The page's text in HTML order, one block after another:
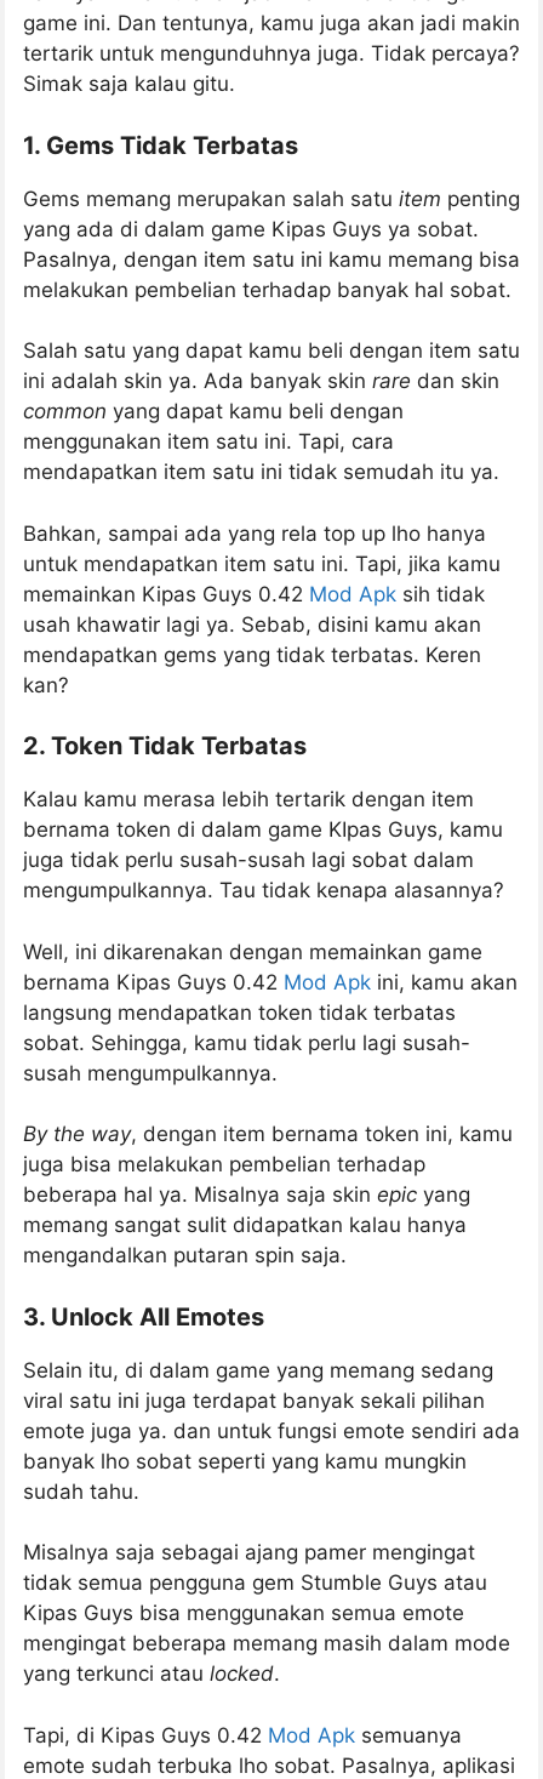
game ini. Dan tentunya, kamu juga akan jadi makin
tertarik untuk mengunduhnya juga. Tidak percaya?
Simak saja kalau gitu.
1. Gems Tidak Terbatas
Gems memang merupakan salah satu item penting
yang ada di dalam game Kipas Guys ya sobat.
Pasalnya, dengan item satu ini kamu memang bisa
melakukan pembelian terhadap banyak hal sobat.
Salah satu yang dapat kamu beli dengan item satu
ini adalah skin ya. Ada banyak skin rare dan skin
common yang dapat kamu beli dengan
menggunakan item satu ini. Tapi, cara
mendapatkan item satu ini tidak semudah itu ya.
Bahkan, sampai ada yang rela top up lho hanya
untuk mendapatkan item satu ini. Tapi, jika kamu
memainkan Kipas Guys 0.42 Mod Apk sih tidak
usah khawatir lagi ya. Sebab, disini kamu akan
mendapatkan gems yang tidak terbatas. Keren
kan?
2. Token Tidak Terbatas
Kalau kamu merasa lebih tertarik dengan item
bernama token di dalam game KIpas Guys, kamu
juga tidak perlu susah-susah lagi sobat dalam
mengumpulkannya. Tau tidak kenapa alasannya?
Well, ini dikarenakan dengan memainkan game
bernama Kipas Guys 0.42 Mod Apk ini, kamu akan
langsung mendapatkan token tidak terbatas
sobat. Sehingga, kamu tidak perlu lagi susah-
susah mengumpulkannya.
By the way, dengan item bernama token ini, kamu
juga bisa melakukan pembelian terhadap
beberapa hal ya. Misalnya saja skin epic yang
memang sangat sulit didapatkan kalau hanya
mengandalkan putaran spin saja.
3. Unlock All Emotes
Selain itu, di dalam game yang memang sedang
viral satu ini juga terdapat banyak sekali pilihan
emote juga ya. dan untuk fungsi emote sendiri ada
banyak lho sobat seperti yang kamu mungkin
sudah tahu.
Misalnya saja sebagai ajang pamer mengingat
tidak semua pengguna gem Stumble Guys atau
Kipas Guys bisa menggunakan semua emote
mengingat beberapa memang masih dalam mode
yang terkunci atau locked.
Tapi, di Kipas Guys 0.42 Mod Apk semuanya
emote sudah terbuka lho sobat. Pasalnya, aplikasi